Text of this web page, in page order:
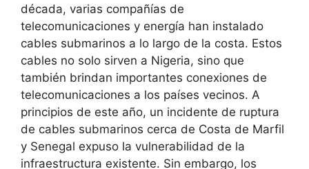
década, varias compañías de
telecomunicaciones y energía han instalado
cables submarinos a lo largo de la costa. Estos
cables no solo sirven a Nigeria, sino que
también brindan importantes conexiones de
telecomunicaciones a los países vecinos. A
principios de este año, un incidente de ruptura
de cables submarinos cerca de Costa de Marfil
y Senegal expuso la vulnerabilidad de la
infraestructura existente. Sin embargo, los